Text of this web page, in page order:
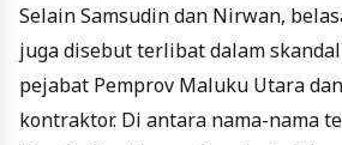
Selain Samsudin dan Nirwan,
juga disebut terlibat dalam
pejabat Pemprov Maluku Utara
kontraktor. Di antara nama-nama